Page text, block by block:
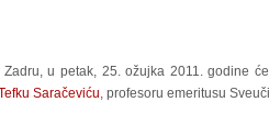
u petak, 25. ožujka 2011. godine
Saračeviću, profesoru emeritusu